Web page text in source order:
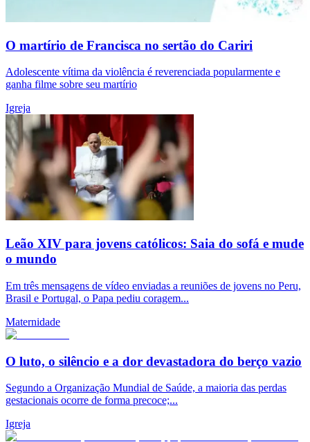
O martírio de Francisca no sertão do Cariri
Adolescente vítima da violência é reverenciada popularmente e
ganha filme sobre seu martírio
Igreja
Leão XIV para jovens católicos: Saia do sofá e mude
o mundo
Em três mensagens de vídeo enviadas a reuniões de jovens no Peru,
Brasil e Portugal, o Papa pediu coragem...
Maternidade
O luto, o silêncio e a dor devastadora do berço vazio
Segundo a Organização Mundial de Saúde, a maioria das perdas
gestacionais ocorre de forma precoce;...
Igreja